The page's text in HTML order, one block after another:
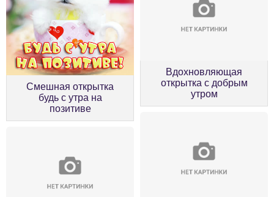
Смешная открытка
будь с утра на
позитиве
Вдохновляющая
открытка с добрым
утром